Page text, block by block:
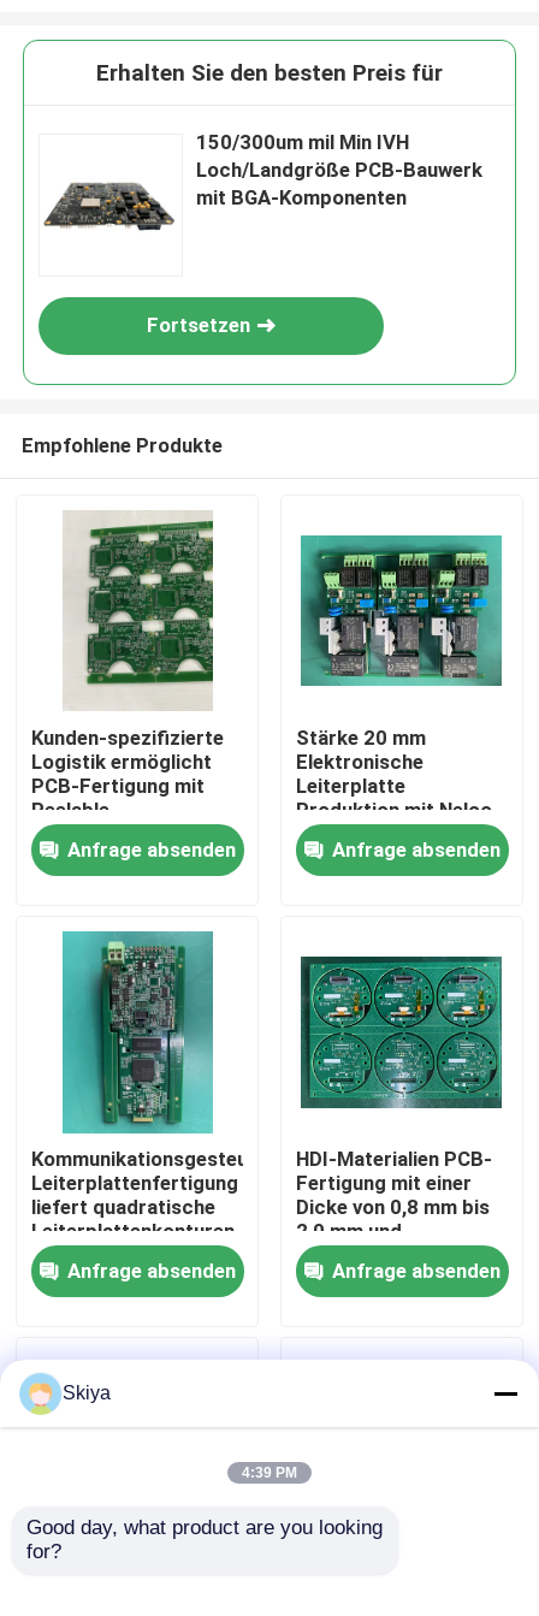
Produkte
Über uns
Fabrik Tour
Qualitätskontrolle
Kontakt
Nachrichten
Referenzen
Erhalten Sie den besten Preis für
150/300um mil Min IVH
Loch/Landgröße PCB-Bauwerk
mit BGA-Komponenten
Fortsetzen
Empfohlene Produkte
Kunden-spezifizierte
Logistik ermöglicht
PCB-Fertigung mit
Peelable
Spezialkapazität und
Basis Kupfergewicht 1
4OZ 2OZ
Anfrage absenden
Stärke 20 mm
Elektronische
Leiterplatte
Produktion mit Nelco-
Material geeignet für
komplexe
elektronische
Anfrage absenden
Kommunikationsgesteuerte
Leiterplattenfertigung
liefert quadratische
Leiterplattenkonturen
und
kundenspezifische
Logistik für
Anfrage absenden
HDI-Materialien PCB-
Fertigung mit einer
Dicke von 0,8 mm bis
2,0 mm und
kundenspezifizierter
Logistik für eine
rechtzeitige Lieferung
Anfrage absenden
Skiya
4:39 PM
Good day, what product are you looking
for?